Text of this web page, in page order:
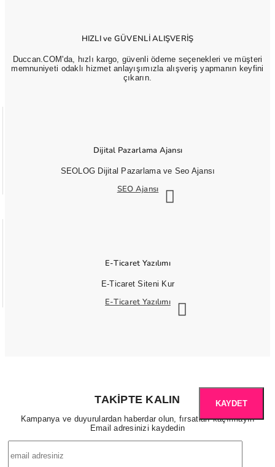
HIZLI ve GÜVENLİ ALIŞVERİŞ
Duccan.COM'da, hızlı kargo, güvenli ödeme seçenekleri ve müşteri
memnuniyeti odaklı hizmet anlayışımızla alışveriş yapmanın keyfini
çıkarın.
Dijital Pazarlama Ajansı
SEOLOG Dijital Pazarlama ve Seo Ajansı
SEO Ajansı
E-Ticaret Yazılımı
E-Ticaret Siteni Kur
E-Ticaret Yazılımı
TAKIPTE KALIN
Kampanya ve duyurulardan haberdar olun, fırsatları kaçırmayın
Email adresinizi kaydedin
KAYDET